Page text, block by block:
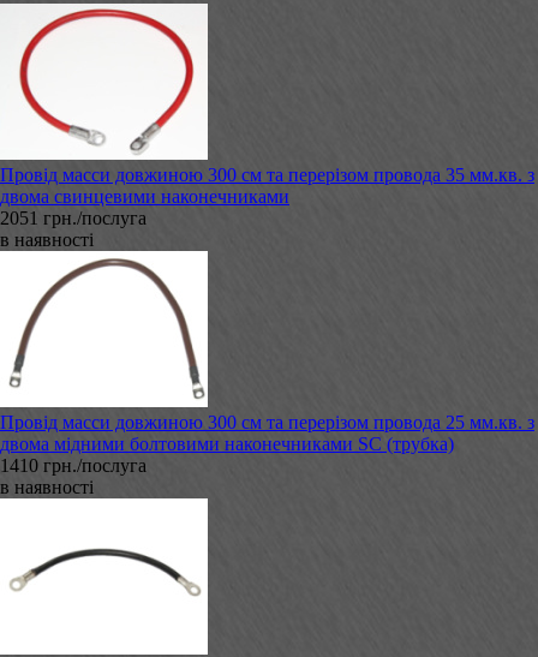
Провід масси довжиною 300 см та перерізом провода 35 мм.кв. з
двома свинцевими наконечниками
2051 грн./послуга
в наявності
Провід масси довжиною 300 см та перерізом провода 25 мм.кв. з
двома мідними болтовими наконечниками SC (трубка)
1410 грн./послуга
в наявності